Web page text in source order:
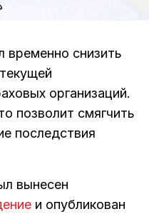
временно снизить
организаций.
позволит смягчить
последствия
вынесен
и опубликован